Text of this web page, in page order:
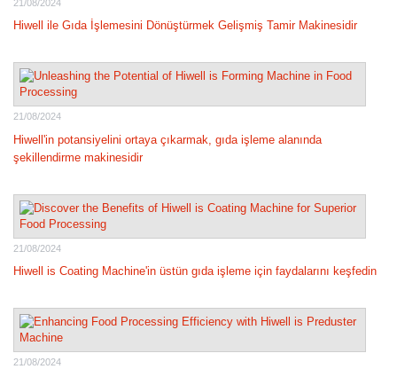
21/08/2024
Hiwell ile Gıda İşlemesini Dönüştürmek Gelişmiş Tamir Makinesidir
21/08/2024
Hiwell'in potansiyelini ortaya çıkarmak, gıda işleme alanında
şekillendirme makinesidir
21/08/2024
Hiwell is Coating Machine'in üstün gıda işleme için faydalarını keşfedin
21/08/2024